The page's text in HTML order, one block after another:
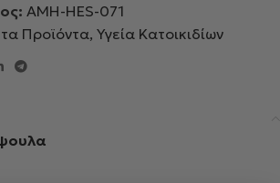
AMH-HES-071
Προϊόντα, Υγεία Κατοικιδίων